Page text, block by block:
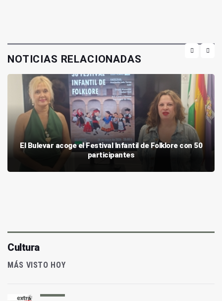
NOTICIAS RELACIONADAS
El Bulevar acoge el Festival Infantil de Folklore con 50
participantes
Cultura
MÁS VISTO HOY